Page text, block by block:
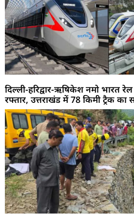
दिल्ली-हरिद्वार-ऋषिकेश नमो भारत
रफ्तार, उत्तराखंड में 78 किमी ट्रैक का